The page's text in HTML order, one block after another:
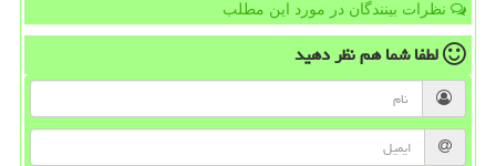
نظرات بینندگان در مورد این مطلب
لطفا شما همنظر دهید